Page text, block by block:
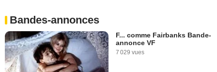
Bandes-annonces
F... comme Fairbanks Bande-
annonce VF
7 029 vues